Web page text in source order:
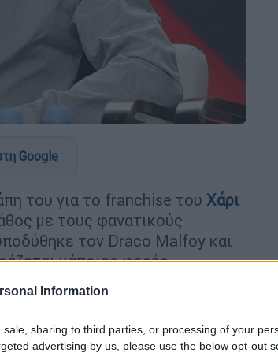
Information
sharing to third parties, or processing of your
advertising by us, please use the below opt-out
Google
του για το franchise του Χάρι
με τους φανατικούς
τον Draco Malfoy και
κάποιες φορές
στα ράφια των